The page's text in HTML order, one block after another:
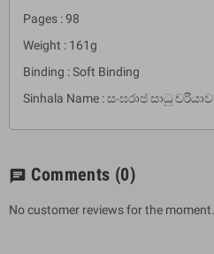
Pages : 98
Weight : 161g
Binding : Soft Binding
Sinhala Name : සංඝරාජ සාධු චරියාව
chat Comments (0)
No customer reviews for the moment.